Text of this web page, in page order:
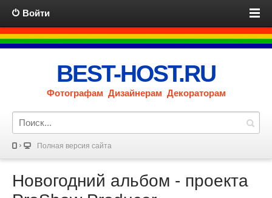
Войти
BEST-HOST.RU
Фотографам Дизайнерам Декораторам
Полная версия сайта
Новогодний альбом - проекта